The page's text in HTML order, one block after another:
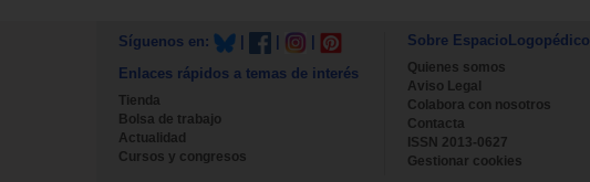
Síguenos en:
Enlaces rápidos a temas de interés
Tienda
Bolsa de trabajo
Actualidad
Cursos y congresos
Sobre EspacioLogopédico
Quienes somos
Aviso Legal
Colabora con nosotros
Contacta
ISSN 2013-0627
Gestionar cookies